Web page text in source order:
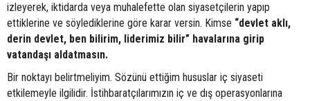
izleyerek, iktidarda veya muhalefette olan siyasetçilerin yapıp
ettiklerine ve söylediklerine göre karar versin. Kimse “devlet aklı,
derin devlet, ben bilirim, liderimiz bilir” havalarına girip
vatandaşı aldatmasın.
Bir noktayı belirtmeliyim. Sözünü ettiğim hususlar iç siyaseti
etkilemeyle ilgilidir. İstihbaratçılarımızın iç ve dış operasyonlarına